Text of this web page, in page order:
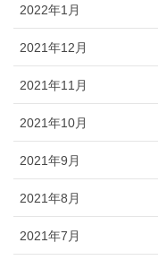
2022年1月
2021年12月
2021年11月
2021年10月
2021年9月
2021年8月
2021年7月